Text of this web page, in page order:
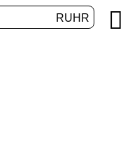
RUHR 